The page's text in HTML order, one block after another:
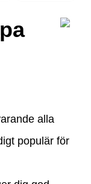
alla
populär för